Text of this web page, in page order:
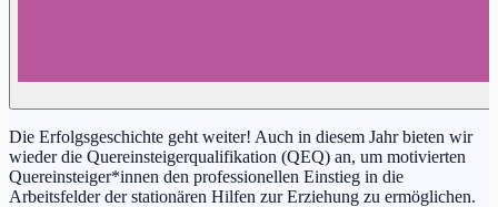
Die Erfolgsgeschichte geht weiter! Auch in diesem Jahr bieten wir
wieder die Quereinsteigerqualifikation (QEQ) an, um motivierten
Quereinsteiger*innen den professionellen Einstieg in die
Arbeitsfelder der stationären Hilfen zur Erziehung zu ermöglichen.